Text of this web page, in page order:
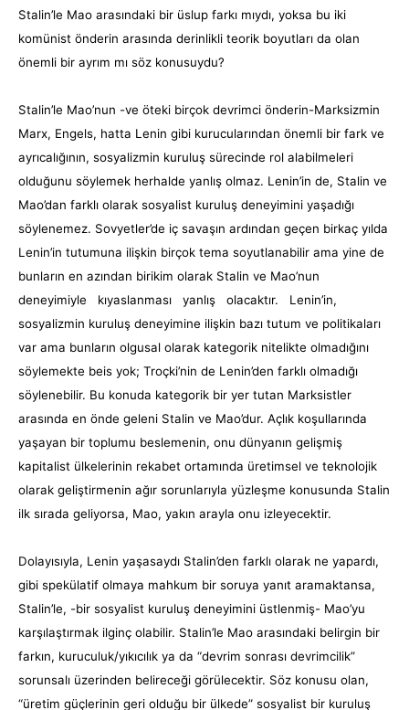
Stalin’le Mao arasındaki bir üslup farkı mıydı, yoksa bu iki
komünist önderin arasında derinlikli teorik boyutları da olan
önemli bir ayrım mı söz konusuydu?
Stalin’le Mao’nun -ve öteki birçok devrimci önderin-Marksizmin
Marx, Engels, hatta Lenin gibi kurucularından önemli bir fark ve
ayrıcalığının, sosyalizmin kuruluş sürecinde rol alabilmeleri
olduğunu söylemek herhalde yanlış olmaz. Lenin’in de, Stalin ve
Mao’dan farklı olarak sosyalist kuruluş deneyimini yaşadığı
söylenemez. Sovyetler’de iç savaşın ardından geçen birkaç yılda
Lenin’in tutumuna ilişkin birçok tema soyutlanabilir ama yine de
bunların en azından birikim olarak Stalin ve Mao’nun
deneyimiyle kıyaslanması yanlış olacaktır. Lenin’in,
sosyalizmin kuruluş deneyimine ilişkin bazı tutum ve politikaları
var ama bunların olgusal olarak kategorik nitelikte olmadığını
söylemekte beis yok; Troçki’nin de Lenin’den farklı olmadığı
söylenebilir. Bu konuda kategorik bir yer tutan Marksistler
arasında en önde geleni Stalin ve Mao’dur. Açlık koşullarında
yaşayan bir toplumu beslemenin, onu dünyanın gelişmiş
kapitalist ülkelerinin rekabet ortamında üretimsel ve teknolojik
olarak geliştirmenin ağır sorunlarıyla yüzleşme konusunda Stalin
ilk sırada geliyorsa, Mao, yakın arayla onu izleyecektir.
Dolayısıyla, Lenin yaşasaydı Stalin’den farklı olarak ne yapardı,
gibi spekülatif olmaya mahkum bir soruya yanıt aramaktansa,
Stalin’le, -bir sosyalist kuruluş deneyimini üstlenmiş- Mao’yu
karşılaştırmak ilginç olabilir. Stalin’le Mao arasındaki belirgin bir
farkın, kuruculuk/yıkıcılık ya da “devrim sonrası devrimcilik”
sorunsalı üzerinden belireceği görülecektir. Söz konusu olan,
“üretim güçlerinin geri olduğu bir ülkede” sosyalist bir kuruluş